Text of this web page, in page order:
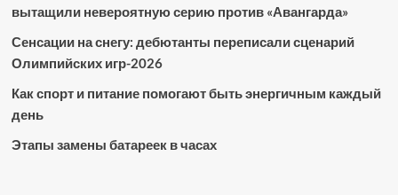
вытащили невероятную серию против «Авангарда»
Сенсации на снегу: дебютанты переписали сценарий
Олимпийских игр-2026
Как спорт и питание помогают быть энергичным каждый
день
Этапы замены батареек в часах